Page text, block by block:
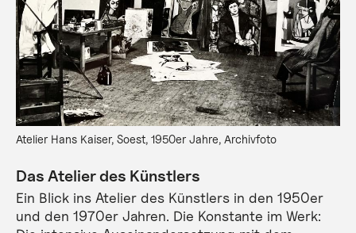
Atelier Hans Kaiser, Soest, 1950er Jahre, Archivfoto
Das Atelier des Künstlers
Ein Blick ins Atelier des Künstlers in den 1950er
und den 1970er Jahren. Die Konstante im Werk: